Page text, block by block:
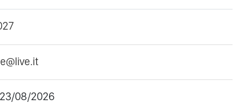
08/2026